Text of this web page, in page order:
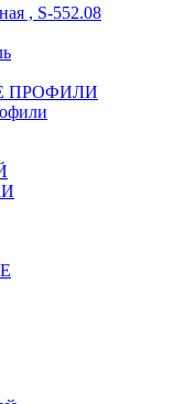
, S-552.08
ПРОФИЛИ